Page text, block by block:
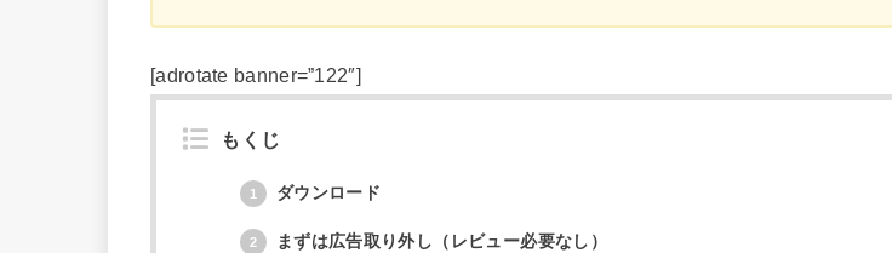
[adrotate banner=”122″]
もくじ
1 ダウンロード
2 まずは広告取り外し（レビュー必要なし）